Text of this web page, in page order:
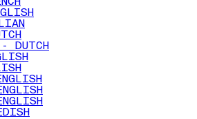
- DUTCH